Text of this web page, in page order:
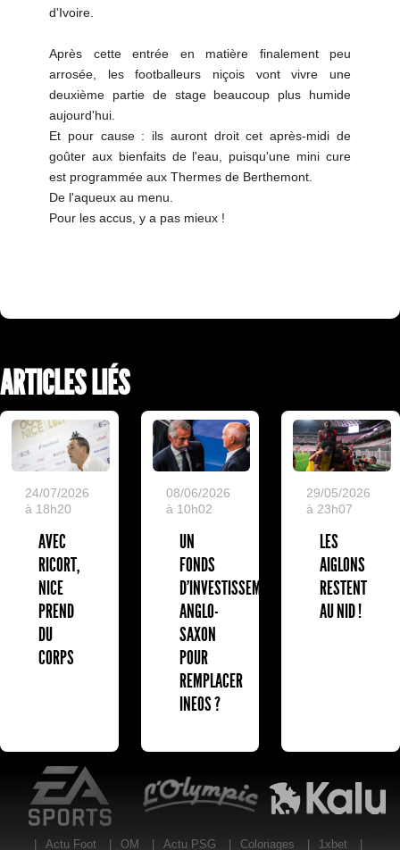
d'Ivoire.
Après cette entrée en matière finalement peu
arrosée, les footballeurs niçois vont vivre une
deuxième partie de stage beaucoup plus humide
aujourd'hui.
Et pour cause : ils auront droit cet après-midi de
goûter aux bienfaits de l'eau, puisqu'une mini cure
est programmée aux Thermes de Berthemont.
De l'aqueux au menu.
Pour les accus, y a pas mieux !
ARTICLES LIÉS
24/07/2026
à 18h20
AVEC
RICORT,
NICE
PREND
DU
CORPS
08/06/2026
à 10h02
UN
FONDS
D'INVESTISSEMENT
ANGLO-
SAXON
POUR
REMPLACER
INEOS ?
29/05/2026
à 23h07
LES
AIGLONS
RESTENT
AU NID !
EA Sports
Actu Foot OM Actu PSG Coloriages 1xbet